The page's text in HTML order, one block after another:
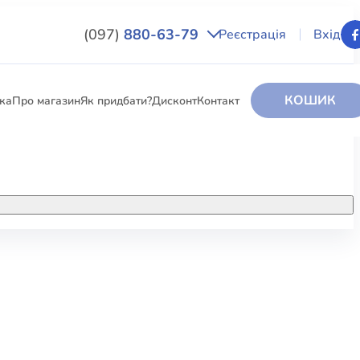
(097) 880-63-79 Реєстрація Вхід
Про магазинЯк придбати?ДисконтКонтакт КОШИК